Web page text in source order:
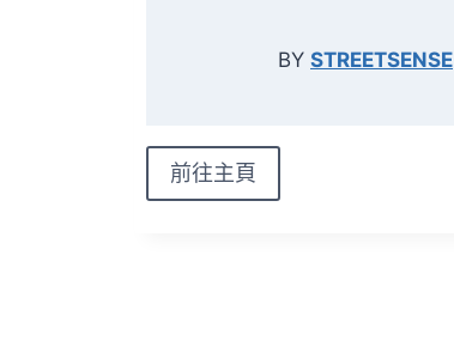
BY STREETSENSE
前往主頁